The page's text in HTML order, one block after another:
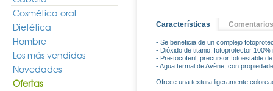
Cosmética oral
Dietética
Hombre
Los más vendidos
Novedades
Ofertas
Características Comentarios
- Se beneficia de un complejo
- Dióxido de titanio, fotoprotector 100%
- Pre-tocoferil, precursor fotoestable
- Agua termal de Avène, con
Ofrece una textura ligeramente